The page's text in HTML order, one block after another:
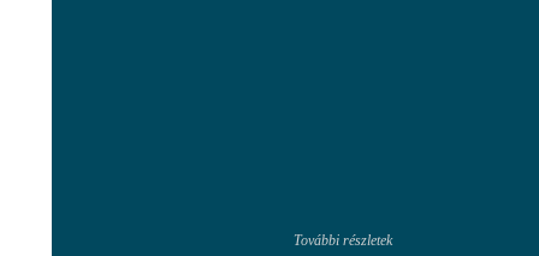
További részletek